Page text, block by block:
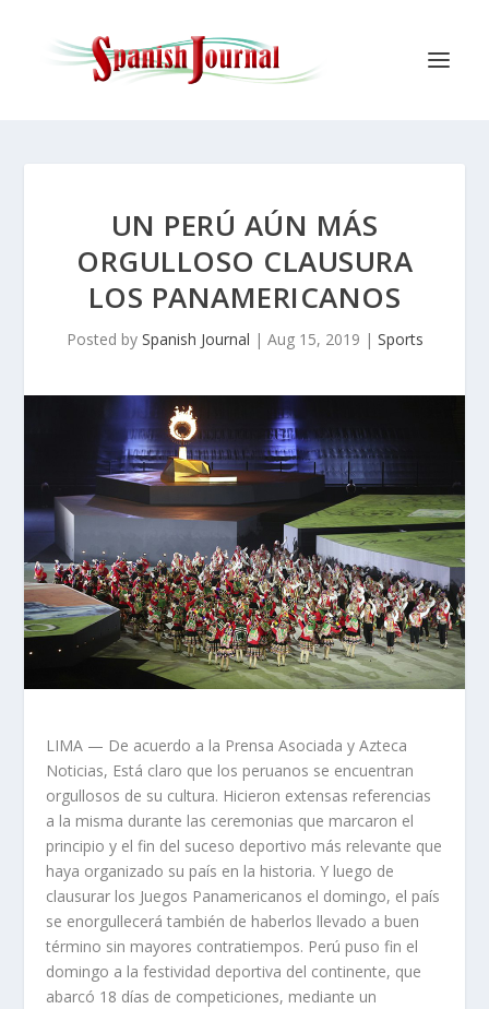
UN PERÚ AÚN MÁS
ORGULLOSO CLAUSURA
LOS PANAMERICANOS
Posted by Spanish Journal | Aug 15, 2019 | Sports
LIMA — De acuerdo a la Prensa Asociada y Azteca
Noticias, Está claro que los peruanos se encuentran
orgullosos de su cultura. Hicieron extensas referencias
a la misma durante las ceremonias que marcaron el
principio y el fin del suceso deportivo más relevante que
haya organizado su país en la historia. Y luego de
clausurar los Juegos Panamericanos el domingo, el país
se enorgullecerá también de haberlos llevado a buen
término sin mayores contratiempos. Perú puso fin el
domingo a la festividad deportiva del continente, que
abarcó 18 días de competiciones, mediante un